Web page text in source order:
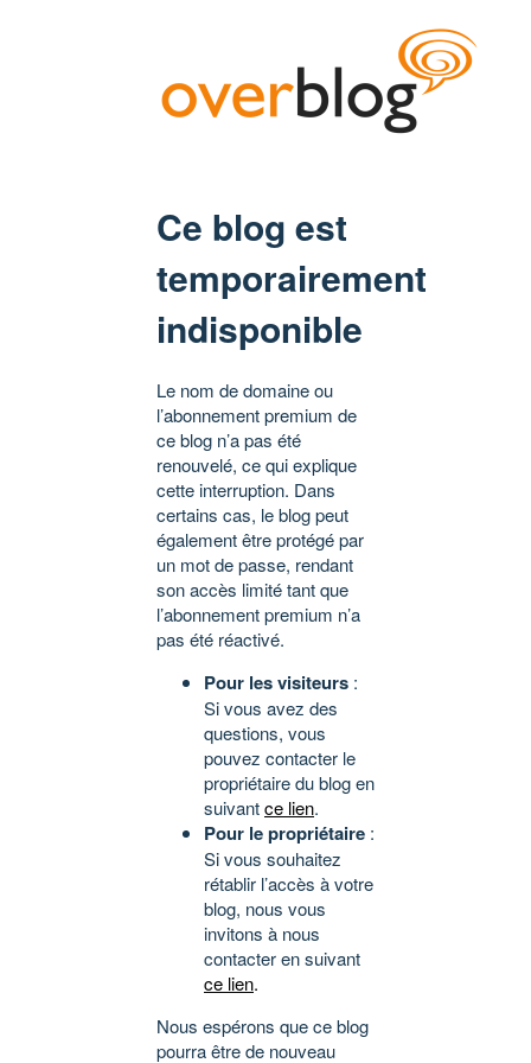
Ce blog est
temporairement
indisponible
Le nom de domaine ou
l’abonnement premium de
ce blog n’a pas été
renouvelé, ce qui explique
cette interruption. Dans
certains cas, le blog peut
également être protégé par
un mot de passe, rendant
son accès limité tant que
l’abonnement premium n’a
pas été réactivé.
Pour les visiteurs :
Si vous avez des
questions, vous
pouvez contacter le
propriétaire du blog en
suivantce lien.
Pour le propriétaire :
Si vous souhaitez
rétablir l’accès à votre
blog, nous vous
invitons à nous
contacter en suivant
ce lien.
Nous espérons que ce blog
pourra être de nouveau